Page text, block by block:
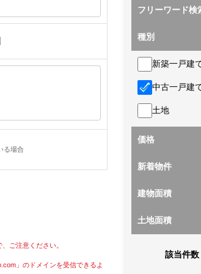
る場合
ご注意ください。
」のドメインを受信できるよ
フリーワード検
種別
新築一戸建
中古一戸建
土地
価格
新着物件
建物面積
土地面積
該当件数